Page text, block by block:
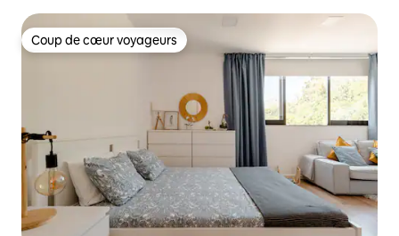
Coup de cœur voyageurs
Coup de cœur voyageurs